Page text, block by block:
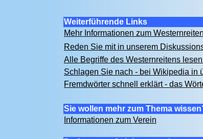
Weiterführende Links
Mehr Informationen zum
Reden Sie mit in unserem
Alle Begriffe des Westernreitens
Schlagen Sie nach - bei Wikipedia in
Fremdwörter schnell erklärt - das
Sie wollen mehr zum Thema
Informationen zum Verein